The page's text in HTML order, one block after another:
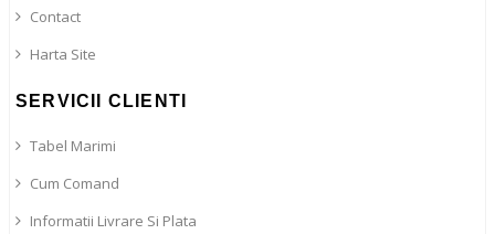
Contact
Harta Site
SERVICII CLIENTI
Tabel Marimi
Cum Comand
Informatii Livrare Si Plata